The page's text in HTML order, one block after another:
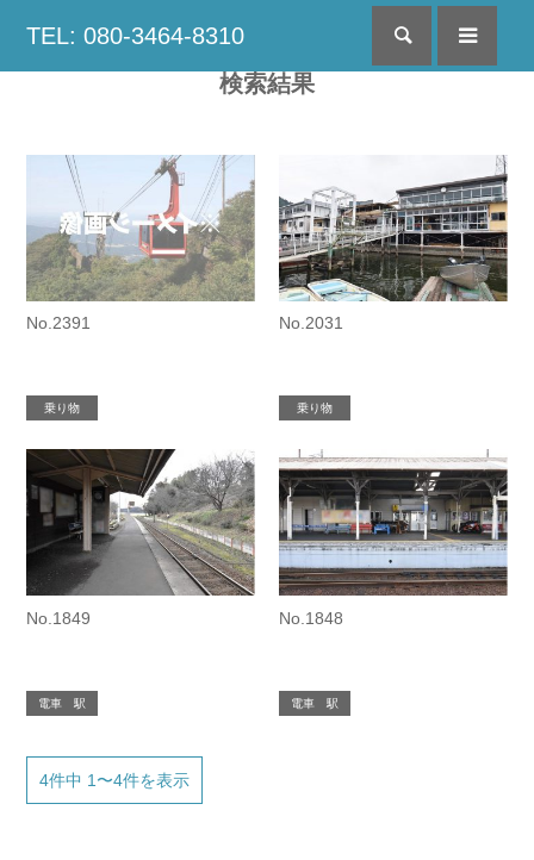
TEL: 080-3464-8310 検索
検索結果
No.2391
乗り物
No.2031
乗り物
No.1849
電車 駅
No.1848
電車 駅
4件中 1〜4件を表示